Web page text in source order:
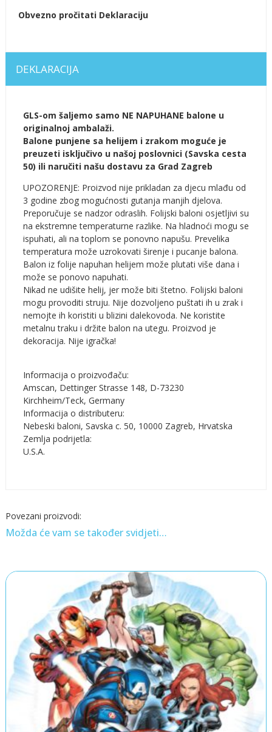
Obvezno pročitati Deklaraciju
DEKLARACIJA
GLS-om šaljemo samo NE NAPUHANE balone u
originalnoj ambalaži.
Balone punjene sa helijem i zrakom moguće je
preuzeti isključivo u našoj poslovnici (Savska cesta
50) ili naručiti našu dostavu za Grad Zagreb
UPOZORENJE: Proizvod nije prikladan za djecu mlađu od
3 godine zbog mogućnosti gutanja manjih djelova.
Preporučuje se nadzor odraslih. Folijski baloni osjetljivi su
na ekstremne temperaturne razlike. Na hladnoći mogu se
ispuhati, ali na toplom se ponovno napušu. Prevelika
temperatura može uzrokovati širenje i pucanje balona.
Balon iz folije napuhan helijem može plutati više dana i
može se ponovo napuhati.
Nikad ne udišite helij, jer može biti štetno. Folijski baloni
mogu provoditi struju. Nije dozvoljeno puštati ih u zrak i
nemojte ih koristiti u blizini dalekovoda. Ne koristite
metalnu traku i držite balon na utegu. Proizvod je
dekoracija. Nije igračka!
Informacija o proizvođaču:
Amscan, Dettinger Strasse 148, D-73230
Kirchheim/Teck, Germany
Informacija o distributeru:
Nebeski baloni, Savska c. 50, 10000 Zagreb, Hrvatska
Zemlja podrijetla:
U.S.A.
Možda će vam se također svidjeti…